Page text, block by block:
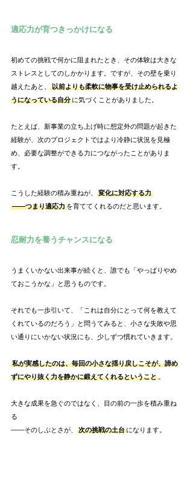
適応力が育つきっかけになる
初めての挑戦で何かに阻まれたとき、その体験は大きな
ストレスとしてのしかかります。ですが、その壁を乗り
越えたあと、
以前よりも柔軟に物事を受け止められるよ
うになっている自分 に気づくことがありました。
たとえば、新事業の立ち上げ時に想定外の問題が起きた
経験が、次のプロジェクトではより冷静に状況を見極
め、必要な調整ができる力につながったことがありま
す。
こうした経験の積み重ねが、
変化に対応する力
――つまり適応力 を育ててくれるのだと思います。
忍耐力を養うチャンスになる
うまくいかない出来事が続くと、誰でも「やっぱりやめ
ておこうかな」と思うものです。
それでも一歩引いて、「これは自分にとって何を教えて
くれているのだろう」と問うてみると、小さな失敗や思
い通りにいかない状況にも、少しずつ慣れていきます。
私が実感したのは、毎回の小さな揺り戻しこそが、諦め
ずにやり抜く力を静かに鍛えてくれるということ 。
大きな成果を急ぐのではなく、目の前の一歩を積み重ね
る
――そのしぶとさが、
次の挑戦の土台 になります。